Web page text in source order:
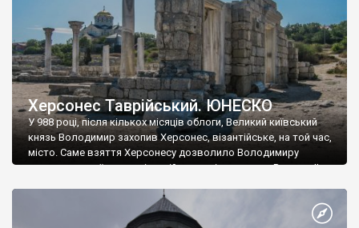
Херсонес Таврійський. ЮНЕСКО
У 988 році, після кількох місяців облоги, Великий київський
князь Володимир захопив Херсонес, візантійське, на той час,
місто. Саме взяття Херсонесу дозволило Володимиру
диктувати свої умови візантійському імператору Василю ІІ, та
Херсонесі Володимир-язичник, став Василем-християнином.
А потім було Хрещення Русі. На честь Херсонесу Таврійського